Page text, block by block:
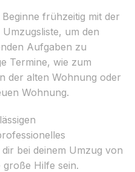
frühzeitig mit der
um den
Aufgaben zu
Termine, wie zum
der alten Wohnung oder
Wohnung.
bei deinem Umzug von
Hilfe sein.